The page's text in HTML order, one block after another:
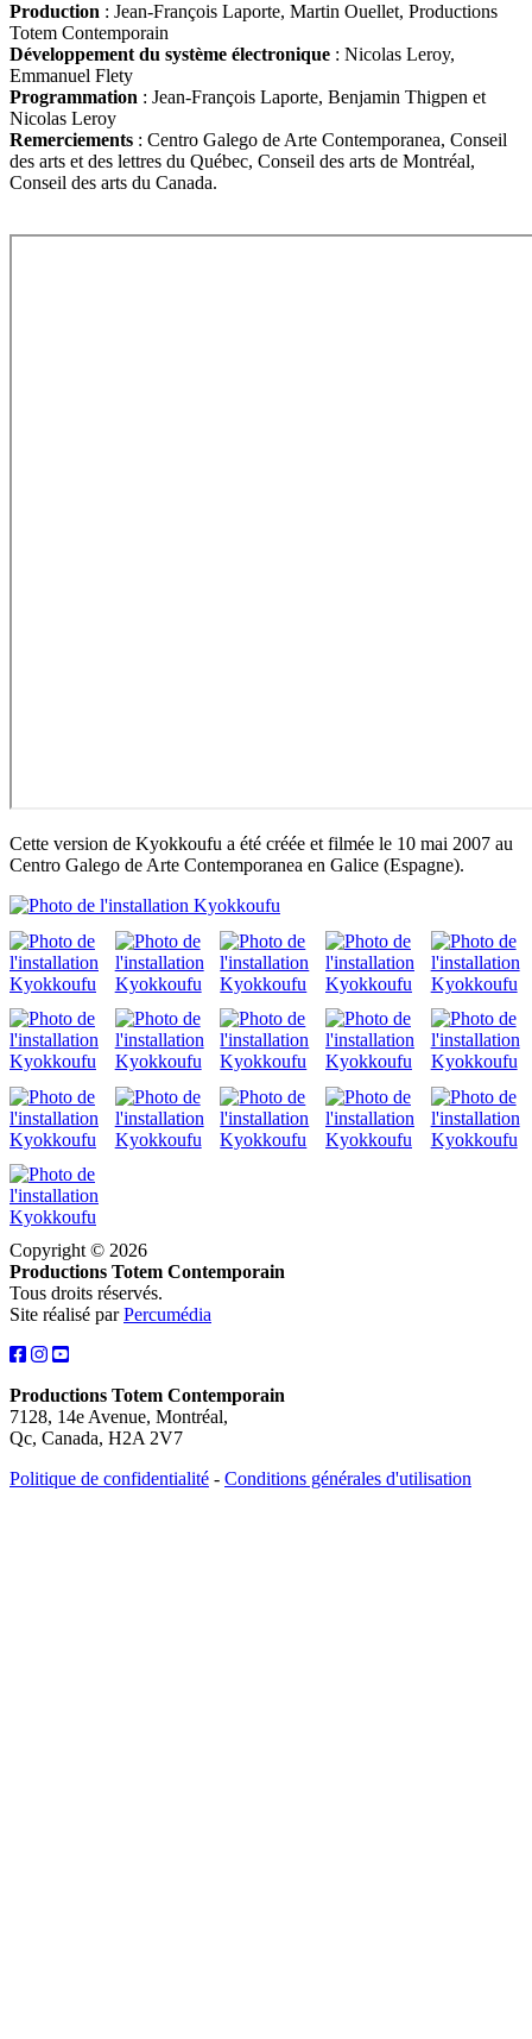
Production : Jean-François Laporte, Martin Ouellet, Productions
Totem Contemporain
Développement du système électronique : Nicolas Leroy,
Emmanuel Flety
Programmation : Jean-François Laporte, Benjamin Thigpen et
Nicolas Leroy
Remerciements : Centro Galego de Arte Contemporanea, Conseil
des arts et des lettres du Québec, Conseil des arts de Montréal,
Conseil des arts du Canada.
Cette version de Kyokkoufu a été créée et filmée le 10 mai 2007 au
Centro Galego de Arte Contemporanea en Galice (Espagne).
Copyright © 2026
Productions Totem Contemporain
Tous droits réservés.
Site réalisé parPercumédia
Productions Totem Contemporain
7128, 14e Avenue, Montréal,
Qc, Canada, H2A 2V7
Politique de confidentialité - Conditions générales d'utilisation